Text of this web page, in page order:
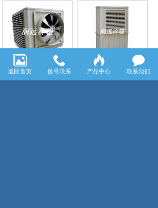
侧出风环保空调 移动式冷风机
返回首页 拨号联系 产品中心 联系我们